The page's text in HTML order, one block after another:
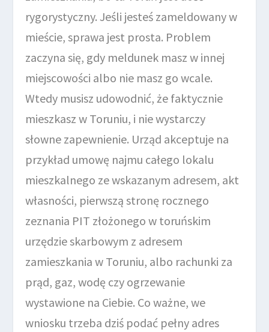
rygorystyczny. Jeśli jesteś zameldowany w
mieście, sprawa jest prosta. Problem
zaczyna się, gdy meldunek masz w innej
miejscowości albo nie masz go wcale.
Wtedy musisz udowodnić, że faktycznie
mieszkasz w Toruniu, i nie wystarczy
słowne zapewnienie. Urząd akceptuje na
przykład umowę najmu całego lokalu
mieszkalnego ze wskazanym adresem, akt
własności, pierwszą stronę rocznego
zeznania PIT złożonego w toruńskim
urzędzie skarbowym z adresem
zamieszkania w Toruniu, albo rachunki za
prąd, gaz, wodę czy ogrzewanie
wystawione na Ciebie. Co ważne, we
wniosku trzeba dziś podać pełny adres